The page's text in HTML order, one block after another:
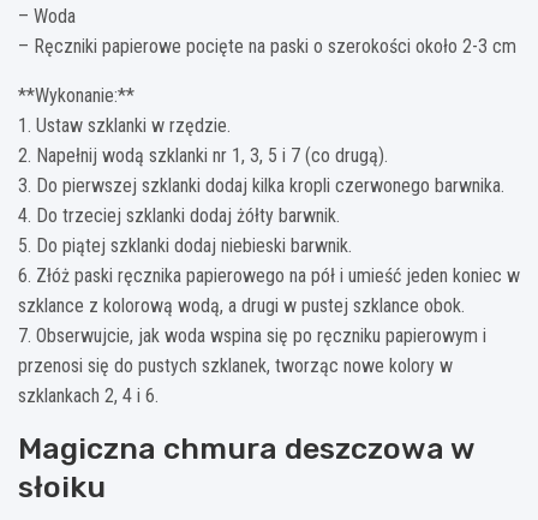
– Woda
– Ręczniki papierowe pocięte na paski o szerokości około 2-3 cm
**Wykonanie:**
1. Ustaw szklanki w rzędzie.
2. Napełnij wodą szklanki nr 1, 3, 5 i 7 (co drugą).
3. Do pierwszej szklanki dodaj kilka kropli czerwonego barwnika.
4. Do trzeciej szklanki dodaj żółty barwnik.
5. Do piątej szklanki dodaj niebieski barwnik.
6. Złóż paski ręcznika papierowego na pół i umieść jeden koniec w
szklance z kolorową wodą, a drugi w pustej szklance obok.
7. Obserwujcie, jak woda wspina się po ręczniku papierowym i
przenosi się do pustych szklanek, tworząc nowe kolory w
szklankach 2, 4 i 6.
Magiczna chmura deszczowa w
słoiku